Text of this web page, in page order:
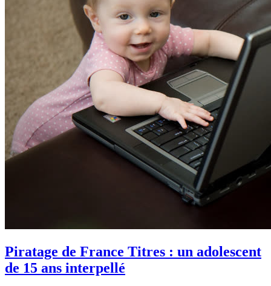
Piratage de France Titres : un adolescent
de 15 ans interpellé